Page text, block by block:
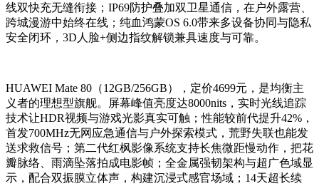
线双快充无缝衔接；IP69防护叠加双卫星通信，在户外露营、
跨城漫游中始终在线；纯血鸿蒙OS 6.0带来多设备协同与隐私
安全闭环，3D人脸+侧边指纹解锁兼具速度与可靠。
HUAWEI Mate 80（12GB/256GB），定价4699元，是均衡主
义者的理想型旗舰。屏幕峰值亮度达8000nits，实时光线追踪
技术让HDR视频与游戏光影真实可触；性能较前代提升42%，
首发700MHz无网应急通信与户外探索模式，荒野失联也能发
送求救信号；第二代红枫影像系统支持长焦微距慢动作，把花
瓣脉络、雨滴坠落拍成电影帧；全金属强韧架构与超广色域显
示，配合双振膜立体声，构建沉浸式感官场域；14天超长续